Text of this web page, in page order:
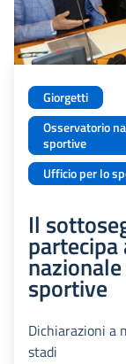
Giorgetti
Osservatorio
sportive
Ufficio per lo
Il
sportive
Dichiarazioni a
stadi